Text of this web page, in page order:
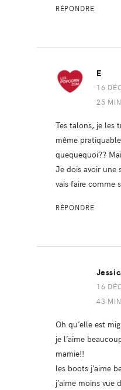
RÉPONDRE
E
16
25 MIN
Tes talons, je les
même
quequequoi??
Je dois avoir une
vais faire comme
RÉPONDRE
16
43 MIN
Oh qu’elle est
je l’aime
mamie!!
les boots j’aime
j’aime moins vue